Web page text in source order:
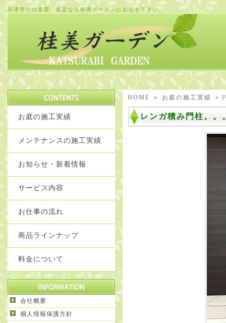
草津市での造園、剪定なら桂美ガーデンにお任せ下さい。
HOME ＞ お庭の施工実績 ＞
レンガ積み門柱。。
お庭の施工実績
メンテナンスの施工実績
お知らせ・新着情報
サービス内容
お仕事の流れ
商品ラインナップ
料金について
会社概要
個人情報保護方針